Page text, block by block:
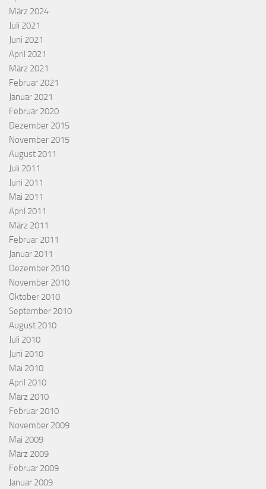
März 2024
Juli 2021
Juni 2021
April 2021
März 2021
Februar 2021
Januar 2021
Februar 2020
Dezember 2015
November 2015
August 2011
Juli 2011
Juni 2011
Mai 2011
April 2011
März 2011
Februar 2011
Januar 2011
Dezember 2010
November 2010
Oktober 2010
September 2010
August 2010
Juli 2010
Juni 2010
Mai 2010
April 2010
März 2010
Februar 2010
November 2009
Mai 2009
März 2009
Februar 2009
Januar 2009